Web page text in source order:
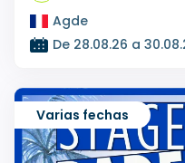
Agde
De 28.08.26 a
Varias fechas